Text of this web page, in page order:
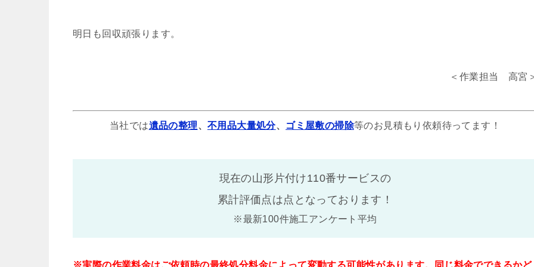
明日も回収頑張ります。
＜作業担当 高宮
当社では遺品の整理、 不用品大量処分、 ゴミ屋敷の掃除等のお見積もり依頼待ってます！
現在の山形片付け110番サービスの
累計評価点は点となっております！
※最新100件施工アンケート平均
※実際の作業料金はご依頼時の最終処分料金によって変動する可能性があります。同じ料金でできるかど